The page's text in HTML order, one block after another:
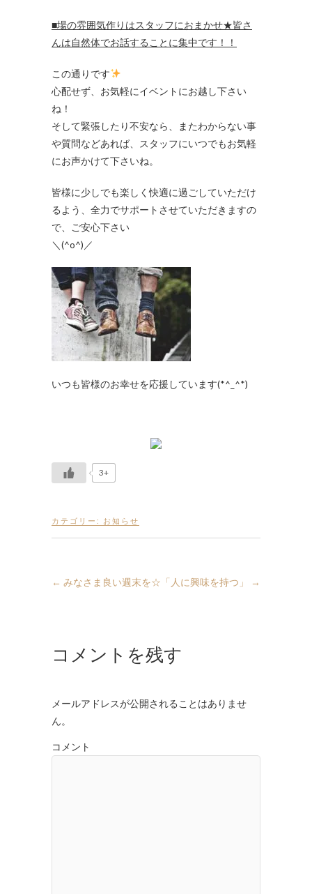
■場の雰囲気作りはスタッフにおまかせ★皆さ
んは自然体でお話することに集中です！！
この通りです
心配せず、お気軽にイベントにお越し下さい
ね！
そして緊張したり不安なら、またわからない事
や質問などあれば、スタッフにいつでもお気軽
にお声かけて下さいね。
皆様に少しでも楽しく快適に過ごしていただけ
るよう、全力でサポートさせていただきますの
で、ご安心下さい
＼(^o^)／
いつも皆様のお幸せを応援しています(*^_^*)
3+
カテゴリー: お知らせ
← みなさま良い週末を☆ 「人に興味を持つ」 →
コメントを残す
メールアドレスが公開されることはありませ
ん。
コメント